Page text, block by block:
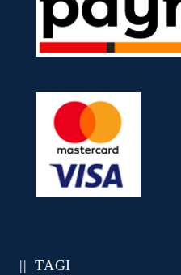
TAGI